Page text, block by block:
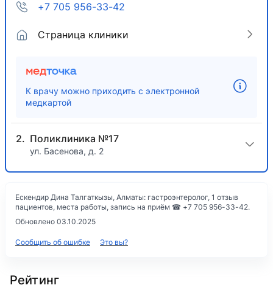
+7 705 956-33-42
Страница клиники
К врачу можно приходить с электронной
медкартой
Поликлиника №17
ул. Басенова, д. 2
Ескендир Дина Талгаткызы, Алматы: гастроэнтеролог, 1 отзыв
пациентов, места работы, запись на приём ☎ +7 705 956-33-42.
Обновлено 03.10.2025
Сообщить об ошибке Это вы?
Рейтинг